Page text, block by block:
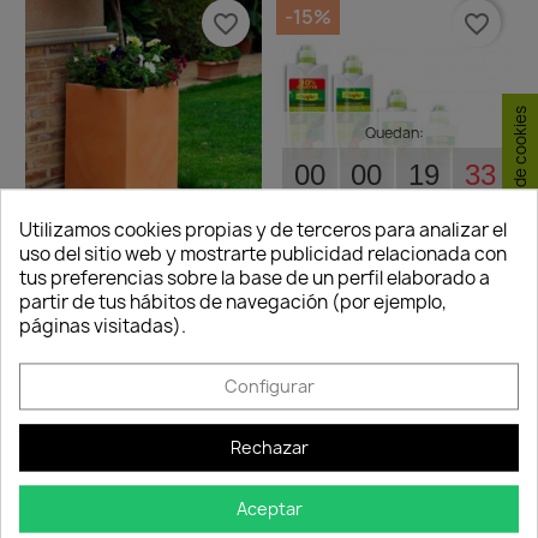
Macetero Cubo Alto
Lacado -...
936,54 €
Disponible
favorite_border
Quedan:
00 00 19 32
Abono Liquido Universal
7,65 €6,50 €
Disponible
-15% favorite_border
-15% favorite_border -15%
Utilizamos cookies propias y de terceros para analizar el
uso del sitio web y mostrarte publicidad relacionada con
tus preferencias sobre la base de un perfil elaborado a
partir de tus hábitos de navegación (por ejemplo,
páginas visitadas).
Configurar
Rechazar
Aceptar
Consentimiento de cookies